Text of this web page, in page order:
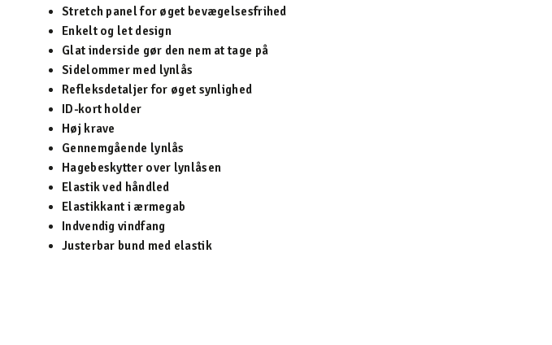
Stretch panel for øget bevægelsesfrihed
Enkelt og let design
Glat inderside gør den nem at tage på
Sidelommer med lynlås
Refleksdetaljer for øget synlighed
ID-kort holder
Høj krave
Gennemgående lynlås
Hagebeskytter over lynlåsen
Elastik ved håndled
Elastikkant i ærmegab
Indvendig vindfang
Justerbar bund med elastik